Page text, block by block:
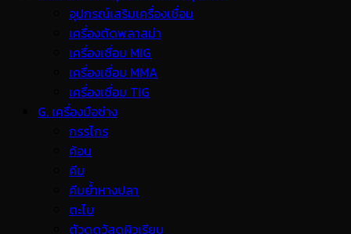
อุปกรณ์เสริมเครื่องเชื่อม
เครื่องตัดพลาสม่า
เครื่องเชื่อม MIG
เครื่องเชื่อม MMA
เครื่องเชื่อม TIG
G. เครื่องมือช่าง
กรรไกร
ค้อน
คีม
คีมย้ำหางปลา
ตะไบ
ตัวดูดวัสดุผิวเรียบ